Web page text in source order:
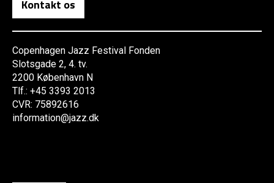
Kontakt os
Copenhagen Jazz Festival Fonden
Slotsgade 2, 4. tv.
2200 København N
Tlf.: +45 3393 2013
CVR: 75892616
information@jazz.dk